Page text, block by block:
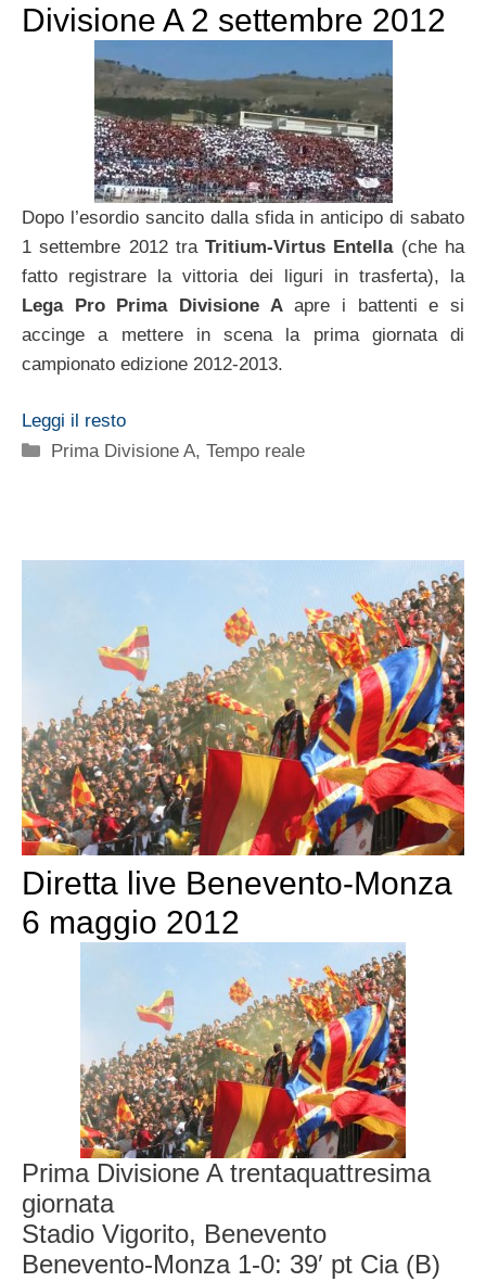
Divisione A 2 settembre 2012
Dopo l’esordio sancito dalla sfida in anticipo di sabato
1 settembre 2012 traTritium-Virtus Entella(che ha
fatto registrare la vittoria dei liguri in trasferta), la
Lega Pro Prima Divisione Aapre i battenti e si
accinge a mettere in scena la prima giornata di
campionato edizione 2012-2013.
Leggi il resto
Categorie
Prima Divisione A,Tempo reale
Diretta live Benevento-Monza
6 maggio 2012
Prima Divisione A trentaquattresima
giornata
Stadio Vigorito, Benevento
Benevento-Monza 1-0: 39′ pt Cia (B)